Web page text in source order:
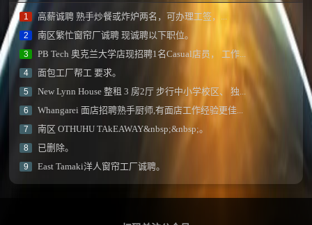
1 高薪诚聘 熟手炒餐或炸炉两名，可办理工签，...
2 南区繁忙窗帘厂诚聘 现诚聘以下职位。
3 PB Tech 奥克兰大学店现招聘1名Casual店员， 工作...
4 面包工厂帮工 要求。
5 New Lynn House 整租 3 房2厅 步行中小学校区、 独...
6 Whangarei 面店招聘熟手厨师,有面店工作经验更佳...
7 南区 OTHUHU TAkEAWAY&nbsp;&nbsp;。
8 已删除。
9 East Tamaki洋人窗帘工厂诚聘。